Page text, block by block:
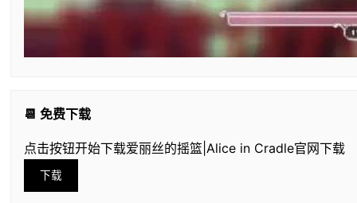
📆 免费下载
点击按钮开始下载爱丽丝的摇篮|Alice in Cradle官网下载
下载